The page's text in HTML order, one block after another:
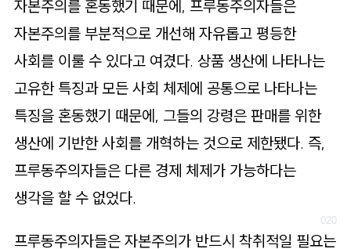
자본주의를 혼동했기 때문에, 프루동주의자들은
자본주의를 부분적으로 개선해 자유롭고 평등한
사회를 이룰 수 있다고 여겼다. 상품 생산에 나타나는
고유한 특징과 모든 사회 체제에 공통으로 나타나는
특징을 혼동했기 때문에, 그들의 강령은 판매를 위한
생산에 기반한 사회를 개혁하는 것으로 제한됐다. 즉,
프루동주의자들은 다른 경제 체제가 가능하다는
생각을 할 수 없었다.
프루동주의자들은 자본주의가 반드시 착취적일 필요는